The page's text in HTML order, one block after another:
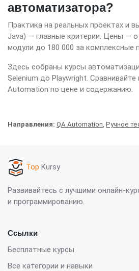
автоматизатора?
Практика на реальных проектах и
Java) — главные критерии. Цены —
модули до 180 000 за комплексные
Здесь собраны курсы
Selenium до Playwright.
Automation по цене и содержанию.
Направления: QA Automation, Ручное
Top Kursy
Развивайтесь с лучшими онлайн-
и программированию.
Ссылки
Бесплатные курсы
Все категории и навыки